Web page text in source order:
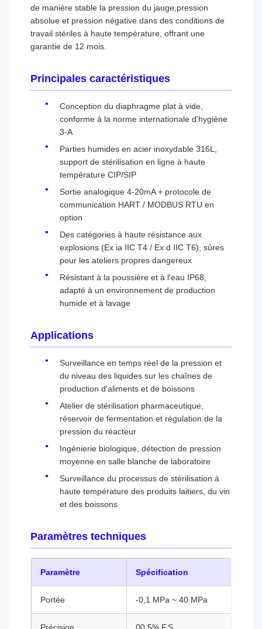
de manière stable la pression du jauge,pression
absolue et pression négative dans des conditions de
travail stériles à haute température, offrant une
garantie de 12 mois.
Principales caractéristiques
Conception du diaphragme plat à vide,
conforme à la norme internationale d'hygiène
3-A
Parties humides en acier inoxydable 316L,
support de stérilisation en ligne à haute
température CIP/SIP
Sortie analogique 4-20mA + protocole de
communication HART / MODBUS RTU en
option
Des catégories à haute résistance aux
explosions (Ex ia IIC T4 / Ex d IIC T6), sûres
pour les ateliers propres dangereux
Résistant à la poussière et à l'eau IP68,
adapté à un environnement de production
humide et à lavage
Applications
Surveillance en temps réel de la pression et
du niveau des liquides sur les chaînes de
production d'aliments et de boissons
Atelier de stérilisation pharmaceutique,
réservoir de fermentation et régulation de la
pression du réacteur
Ingénierie biologique, détection de pression
moyenne en salle blanche de laboratoire
Surveillance du processus de stérilisation à
haute température des produits laitiers, du vin
et des boissons
Paramètres techniques
Paramètre Spécification
Portée -0,1 MPa ~ 40 MPa